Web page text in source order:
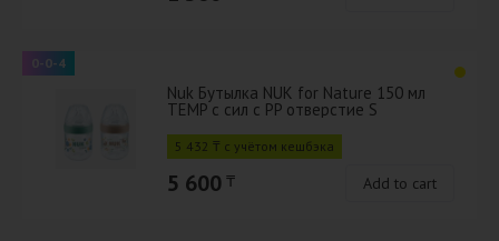
0-0-4
Nuk Бутылка NUK for Nature 150 мл
TEMP с сил с PP отверстие S
5 432 ₸ с учётом кешбэка
5 600 ₸ Add to cart